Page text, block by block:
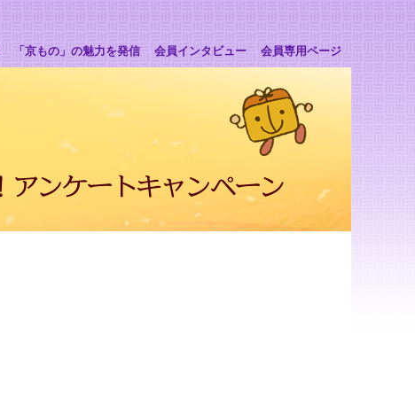
「京もの」の魅力を発信 会員インタビュー 会員専用ページ